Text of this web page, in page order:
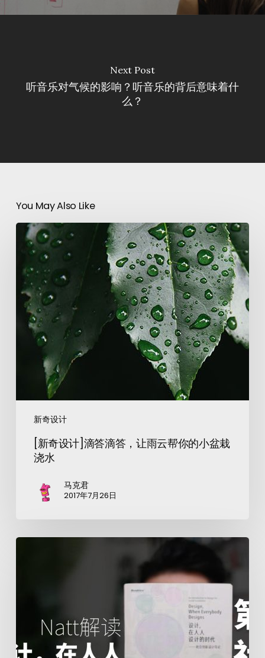
Next Post
听音乐对气候的影响？听音乐的背后意味着什
么？
You May Also Like
新奇设计
[新奇设计]滴答滴答，让雨云帮你的小盆栽
浇水
马克君
2017年7月26日